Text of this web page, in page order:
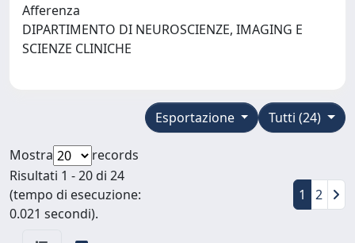
Afferenza
DIPARTIMENTO DI NEUROSCIENZE, IMAGING E
SCIENZE CLINICHE
Tutti (24)
Esportazione
Mostra
records
Risultati 1 - 20 di 24
(tempo di esecuzione:
0.021 secondi).
1 2